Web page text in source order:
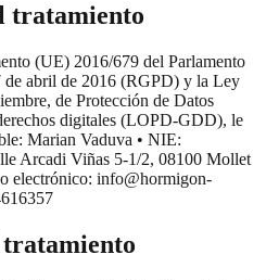
tratamiento
(UE) 2016/679 del Parlamento
de abril de 2016 (RGPD) y la Ley
de Protección de Datos
digitales (LOPD-GDD), le
Marian Vaduva • NIE:
Arcadi Viñas 5-1/2, 08100 Mollet
electrónico: info@hormigon-
tratamiento